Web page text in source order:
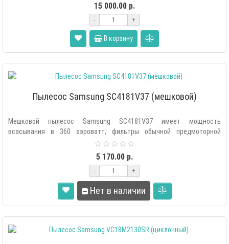
15 000.00 р.
- +
В корзину
Пылесос Samsung SC4181V37 (мешковой)
Мешковой пылесос Samsung SC4181V37 имеет мощность
всасывания в 360 аэроватт, фильтры обычной предмоторной
очистки и тонкой очистки на выд..
5 170.00 р.
- +
Нет в наличии